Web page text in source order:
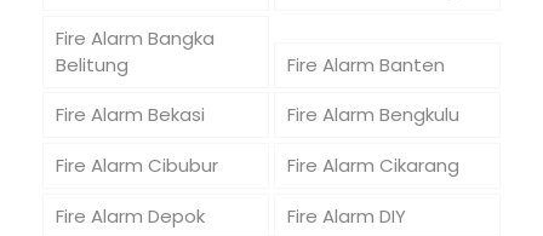
Fire Alarm Bangka
Belitung
Fire Alarm Banten
Fire Alarm Bekasi
Fire Alarm Bengkulu
Fire Alarm Cibubur
Fire Alarm Cikarang
Fire Alarm Depok
Fire Alarm DIY